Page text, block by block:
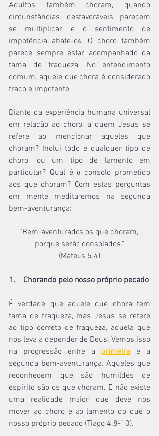
Adultos também choram, quando
circunstâncias desfavoráveis parecem
se multiplicar, e o sentimento de
impotência abate-os. O choro também
parece sempre estar acompanhado da
fama de fraqueza. No entendimento
comum, aquele que chora é considerado
fraco e impotente.
Diante da experiência humana universal
em relação ao choro, a quem Jesus se
refere ao mencionar aqueles que
choram? Inclui todo e qualquer tipo de
choro, ou um tipo de lamento em
particular? Qual é o consolo prometido
aos que choram? Com estas perguntas
em mente meditaremos na segunda
bem-aventurança:
“Bem-aventurados os que choram,
porque serão consolados.”
(Mateus 5.4)
1.    Chorando pelo nosso próprio pecado
É verdade que aquele que chora tem
fama de fraqueza, mas Jesus se refere
ao tipo correto de fraqueza, aquela que
nos leva a depender de Deus. Vemos isso
na progressão entre a primeira e a
segunda bem-aventurança. Aqueles que
reconhecem que são humildes de
espírito são os que choram. E não existe
uma realidade maior que deve nos
mover ao choro e ao lamento do que o
nosso próprio pecado (Tiago 4.8-10).